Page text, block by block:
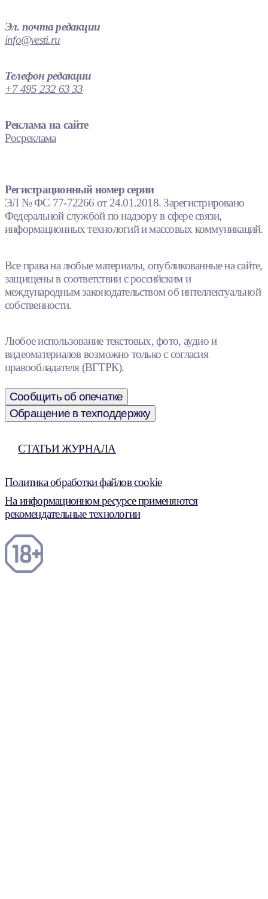
Эл. почта редакции
info@vesti.ru
Телефон редакции
+7 495 232 63 33
Реклама на сайте
Росреклама
Регистрационный номер серии
ЭЛ № ФС 77-72266 от 24.01.2018. Зарегистрировано
Федеральной службой по надзору в сфере связи,
информационных технологий и массовых коммуникаций.
Все права на любые материалы, опубликованные на сайте,
защищены в соответствии с российским и
международным законодательством об интеллектуальной
собственности.
Любое использование текстовых, фото, аудио и
видеоматериалов возможно только с согласия
правообладателя (ВГТРК).
Сообщить об опечатке
Обращение в техподдержку
СТАТЬИ ЖУРНАЛА
Политика обработки файлов cookie
На информационном ресурсе применяются
рекомендательные технологии